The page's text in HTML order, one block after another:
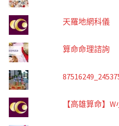
天羅地網科儀
算命命理諮詢
【高雄算命】